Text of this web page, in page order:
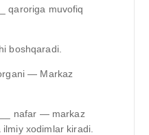
qaroriga muvofiq
boshqaradi.
— Markaz
nafar — markaz
xodimlar kiradi.